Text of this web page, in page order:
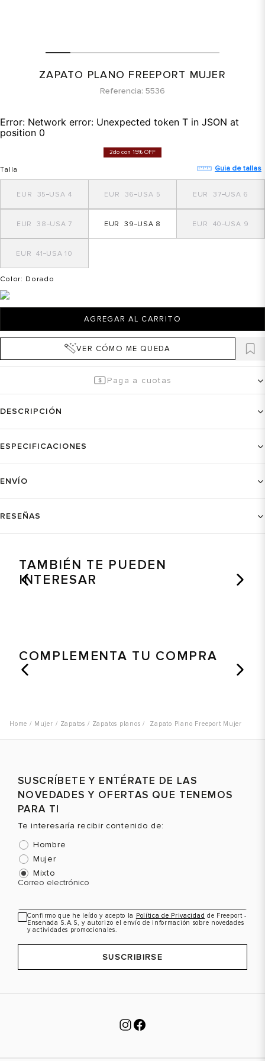
ZAPATO PLANO FREEPORT MUJER
Referencia 5536
Error: Network error: Unexpected token T in JSON at
position 0
2do con 15% OFF
Talla Guia de tallas
4
35 5
36 6
37
7
38 8
39 9
40
10
41
Color: Dorado
AGREGAR AL CARRITO
VER CÓMO ME QUEDA
Paga a cuotas
DESCRIPCIÓN
ESPECIFICACIONES
ENVÍO
RESEÑAS
TAMBIÉN TE PUEDEN
INTERESAR
COMPLEMENTA TU COMPRA
Mujer Zapatos Zapatos planos Zapato Plano Freeport Mujer
SUSCRÍBETE Y ENTÉRATE DE LAS
NOVEDADES Y OFERTAS QUE TENEMOS
PARA TI
Te interesaría recibir contenido de:
Hombre
Mujer
Mixto
Correo electrónico
Confirmo que he leído y acepto la Política de Privacidad de Freeport -
Ensenada S.A.S, y autorizo el envío de información sobre novedades
y actividades promocionales.
SUSCRIBIRSE